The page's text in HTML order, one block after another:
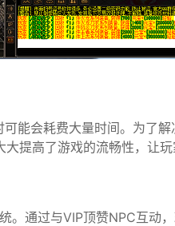
能会耗费大量时间。为了
提高了游戏的流畅性，让
。通过与VIP顶赞NPC互动